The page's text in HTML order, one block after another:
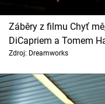
Záběry z filmu Chyť
DiCapriem a Tomem
Zdroj: Dreamworks